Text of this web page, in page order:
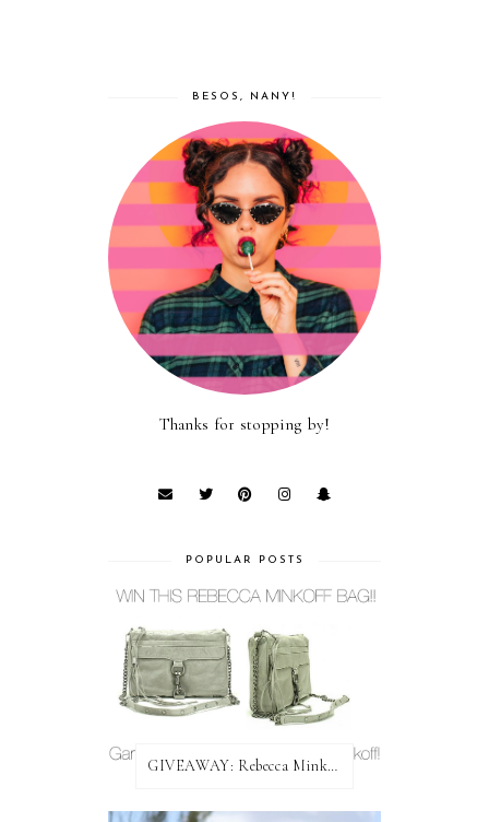
BESOS, NANY!
Thanks for stopping by!
POPULAR POSTS
GIVEAWAY: Rebecca Minkoff Bag!